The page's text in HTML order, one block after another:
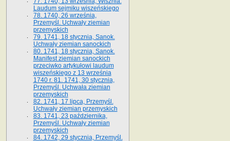
Laudum sejmiku wiszeńskiego
78. 1740, 26 września,
Przemyśl. Uchwały ziemian
przemyskich
79. 1741, 18 stycznia, Sanok.
Uchwały ziemian sanockich
80. 1741, 18 stycznia, Sanok.
Manifest ziemian sanockich
przeciwko artykułowi laudum
wiszeńskiego z 13 wrze­śnia
1740 r. 81. 1741, 30 stycznia,
Przemyśl. Uchwała ziemian
przemyskich
82. 1741, 17 lipca, Przemyśl.
Uchwały ziemian przemyskich
83. 1741, 23 października,
Przemyśl. Uchwały ziemian
przemyskich
84. 1742, 29 stycznia, Przemyśl.